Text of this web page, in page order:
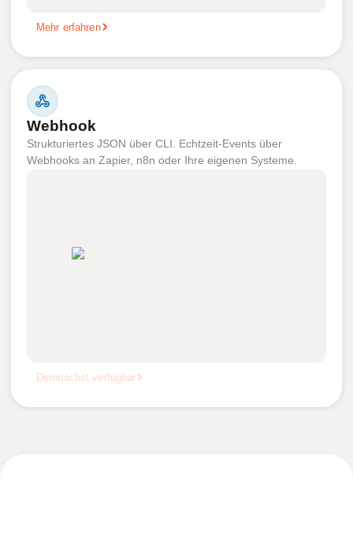
Mehr erfahren
Webhook
Strukturiertes JSON über CLI. Echtzeit-Events über
Webhooks an Zapier, n8n oder Ihre eigenen Systeme.
Demnächst verfügbar